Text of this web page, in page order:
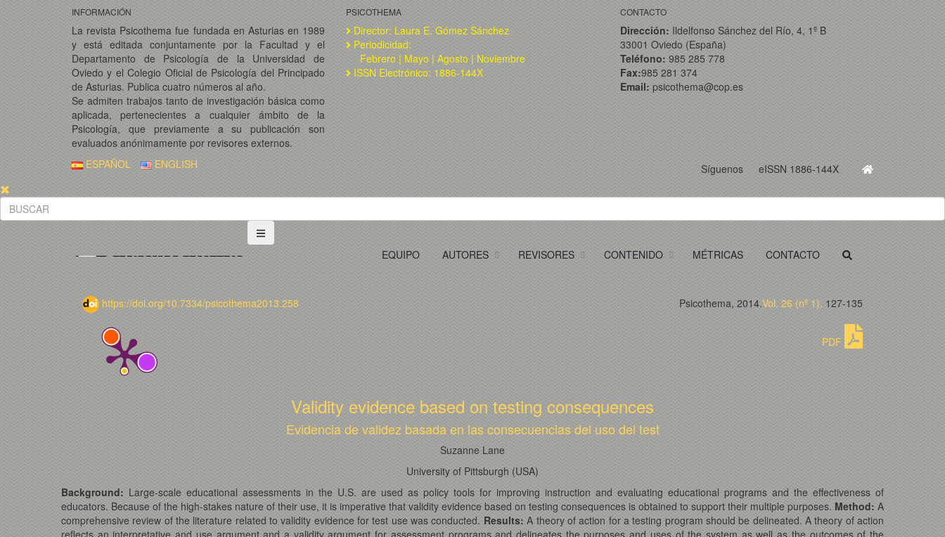
INFORMACIÓN
La revista Psicothema fue fundada en Asturias en 1989
y está editada conjuntamente por la Facultad y el
Departamento de Psicología de la Universidad de
Oviedo y el Colegio Oficial de Psicología del Principado
de Asturias. Publica cuatro números al año.
Se admiten trabajos tanto de investigación básica como
aplicada, pertenecientes a cualquier ámbito de la
Psicología, que previamente a su publicación son
evaluados anónimamente por revisores externos.
PSICOTHEMA
Director: Laura E. Gómez Sánchez
Periodicidad:
Febrero | Mayo | Agosto | Noviembre
ISSN Electrónico: 1886-144X
CONTACTO
Dirección: Ildelfonso Sánchez del Río, 4, 1º B
33001 Oviedo (España)
Teléfono: 985 285 778
Fax:985 281 374
Email: psicothema@cop.es
Síguenos eISSN 1886-144X
ESPAÑOL ENGLISH
EQUIPO AUTORES REVISORES CONTENIDO MÉTRICAS CONTACTO
https://doi.org/10.7334/psicothema2013.258 Psicothema, 2014.Vol. 26 (nº 1). 127-135
PDF
Validity evidence based on testing consequences
Evidencia de validez basada en las consecuencias del uso del test
Suzanne Lane
University of Pittsburgh (USA)
Background: Large-scale educational assessments in the U.S. are used as policy tools for improving instruction and evaluating educational programs and the effectiveness of
educators. Because of the high-stakes nature of their use, it is imperative that validity evidence based on testing consequences is obtained to support their multiple purposes. Method: A
comprehensive review of the literature related to validity evidence for test use was conducted. Results: A theory of action for a testing program should be delineated. A theory of action